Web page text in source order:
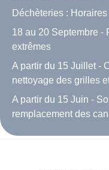
Déchèteries : Horaires
18 au 20 Septembre -
extrêmes
A partir du 15 Juillet -
nettoyage des grilles
A partir du 15 Juin -
remplacement des